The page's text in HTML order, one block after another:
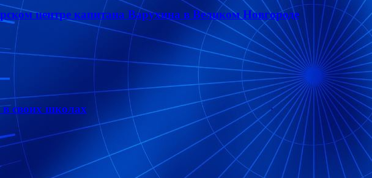
центре капитана Варухина в Великом Новгороде
своих школах